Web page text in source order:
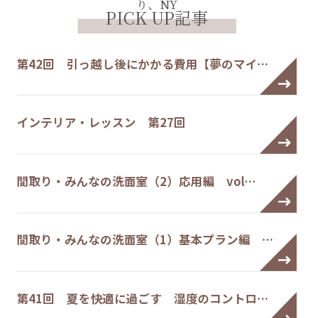
り、NY
PICK UP記事
第42回 引っ越し後にかかる費用【夢のマイ…
インテリア・レッスン 第27回
間取り・みんなの洗面室（2）応用編 vol…
間取り・みんなの洗面室（1）基本プラン編 …
第41回 夏を快適に過ごす 湿度のコントロ…